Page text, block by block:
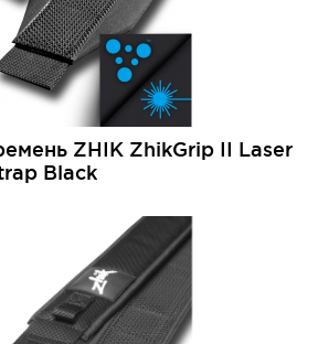
ZHIK ZhikGrip II Laser
Black